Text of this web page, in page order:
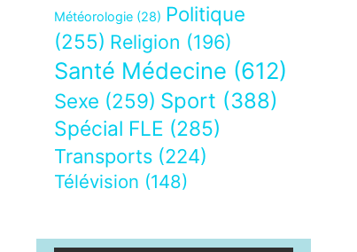
Météorologie (28) Politique
(255) Religion (196)
Santé Médecine (612)
Sexe (259) Sport (388)
Spécial FLE (285)
Transports (224)
Télévision (148)